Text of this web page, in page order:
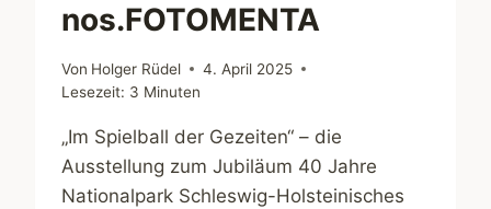
nos.FOTOMENTA
Von Holger Rüdel
4. April 2025
Lesezeit: 3 Minuten
„Im Spielball der Gezeiten“ – die
Ausstellung zum Jubiläum 40 Jahre
Nationalpark Schleswig-Holsteinisches